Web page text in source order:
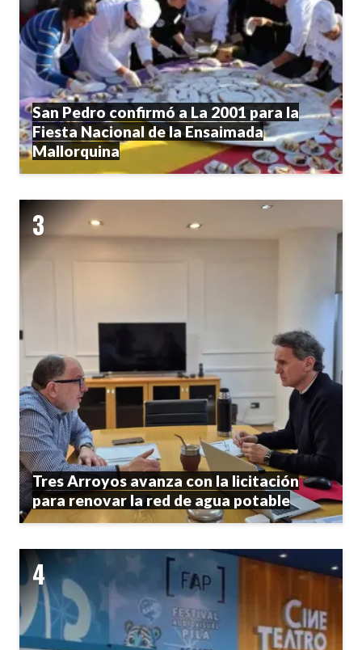
San Pedro confirmó a La 2001 para la
Fiesta Nacional de la Ensaimada
Mallorquina
Tres Arroyos avanza con la licitación
para renovar la red de agua potable